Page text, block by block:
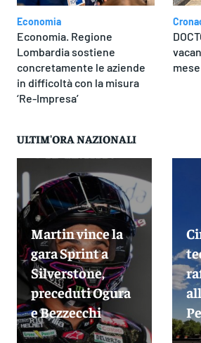
Economia
Economia. Regione
Lombardia sostiene
concretamente le aziende
in difficoltà con la misura
‘Re-Impresa’
ULTIM'ORA NAZIONALI
Martin vince la
gara Sprint a
Silverstone,
preceduti Ogura
e Bezzecchi